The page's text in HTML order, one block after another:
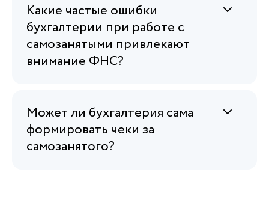
Какие частые ошибки
бухгалтерии при работе с
самозанятыми привлекают
внимание ФНС?
Может ли бухгалтерия сама
формировать чеки за
самозанятого?